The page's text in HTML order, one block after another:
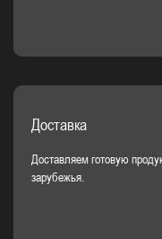
Доставка
Доставляем готовую
зарубежья.